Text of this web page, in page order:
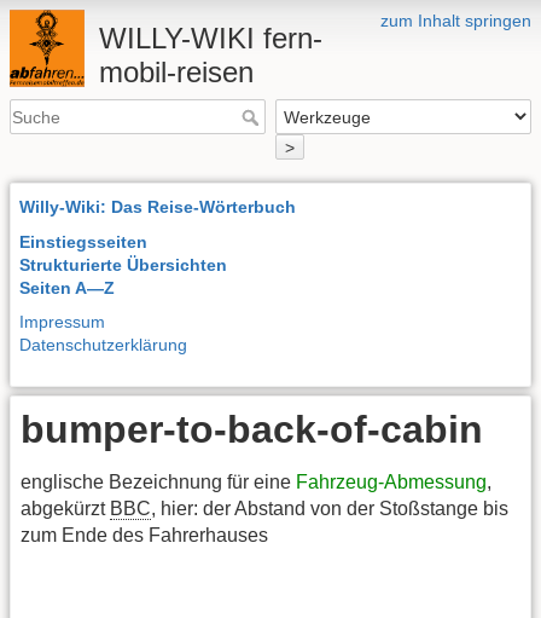
zum Inhalt springen
WILLY-WIKI fern-
mobil-reisen
>
Willy-Wiki: Das Reise-Wörterbuch
Einstiegsseiten
Strukturierte Übersichten
Seiten A—Z
Impressum
Datenschutzerklärung
bumper-to-back-of-cabin
englische Bezeichnung für eine Fahrzeug-Abmessung,
abgekürzt BBC, hier: der Abstand von der Stoßstange bis
zum Ende des Fahrerhauses